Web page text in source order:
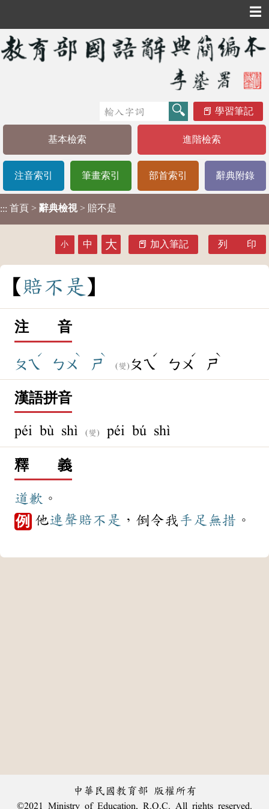
☰
學習筆記
基本檢索 進階檢索
注音索引 筆畫索引 部首索引 辭典附錄
::: 首頁 > 辭典檢視 > 賠不是
小 中 大 加入筆記 列 印
賠不 是
注 音
ㄆㄟ
ˊ
ㄅㄨ
ˋ
ㄕ
ˋ
(變) ㄆㄟ
ˊ
ㄅㄨ
ˊ
ㄕ
ˋ
漢語拼音
péi bù shì (變) péi bú shì
釋 義
道歉 。
例 他連聲賠不是 ，倒令我 手足無措 。
中華民國教育部 版權所有
©2021 Ministry of Education, R.O.C. All rights reserved.